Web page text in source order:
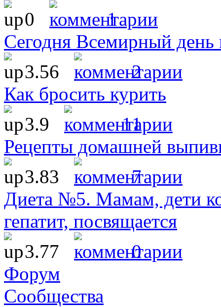
0
1
Сегодня Всемирный день
3.56
2
Как бросить курить
3.9
11
Рецепты домашней
3.83
7
Диета №5. Мамам, дети
гепатит, посвящается
3.77
0
Форум
Сообщества